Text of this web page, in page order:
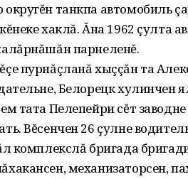
танкпа автомобиль
хаклă. Ăна 1962 çулта
парнеленĕ.
пурнăçланă хыççăн та
Белорецк хулинчен
тата Пелепейри сĕт
Вĕсенчен 26 çулне
комплекслă бригада
механизаторсен,